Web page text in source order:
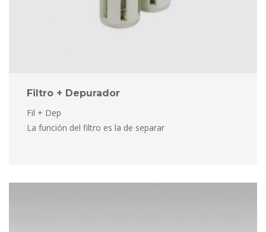
Filtro + Depurador
Fil + Dep
La función del filtro es la de separar